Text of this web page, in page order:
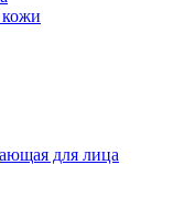
для лица